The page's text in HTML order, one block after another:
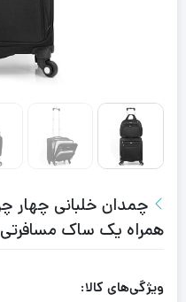
همراه یک ساک مسافرتی
ویژگی‌های کالا: